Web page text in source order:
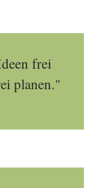
frei
planen."